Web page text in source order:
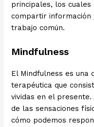
principales, los cuales
compartir información
trabajo común.
Mindfulness
El Mindfulness es una
terapéutica que
vividas en el
de las sensaciones
cómo podemos